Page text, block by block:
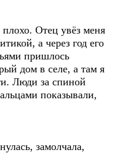
Отец увёз меня
а через год его
пришлось
дом в селе, а там я
Люди за спиной
показывали,
замолчала,